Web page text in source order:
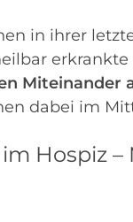
in ihrer
Miteinander
dabei im
Hospiz